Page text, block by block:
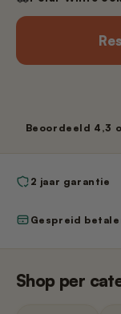
€14,99
Nano
Nano
€14,99
Nano 3
Nano
Nano
Nano 2
Beoordeeld 4,3
2 jaar garantie
Gespreid
Shop per